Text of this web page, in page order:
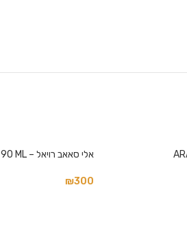
אלי סאאב רויאל – ELIE SAAB ROYAL E.D.P 90 ML
₪300